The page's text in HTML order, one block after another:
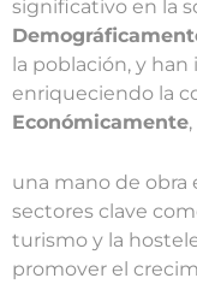
significativo en la
la población, y
enriqueciendo la
Económicamente
una mano de obra
sectores clave
turismo y la
promover el